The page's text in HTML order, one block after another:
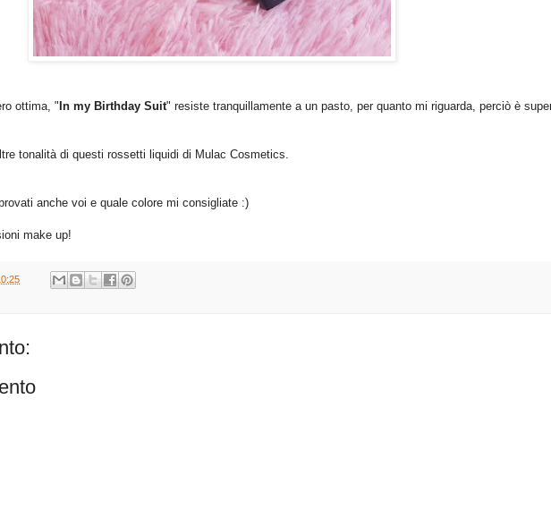
ottima, " In my Birthday Suit" resiste tranquillamente a un pasto, per quanto mi riguarda, perciò è
tonalità di questi rossetti liquidi di Mulac Cosmetics.
anche voi e quale colore mi consigliate :)
make up!